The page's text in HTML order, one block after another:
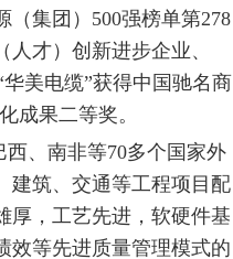
（集团）500强榜单第278
才）创新进步企业、
美电缆”获得中国驰名商
成果二等奖。
、南非等70多个国家外
建筑、交通等工程项目配
厚，工艺先进，软硬件基
效等先进质量管理模式的